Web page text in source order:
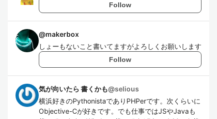
Follow
@makerbox
しょーもないこと書いてますがよろしくお願いします
Follow
気が向いたら 書くかも@selious
横浜好きのPythonistaでありPHPerです。次くらいに
Objective-Cが好きです。でも仕事ではJSやJavaも